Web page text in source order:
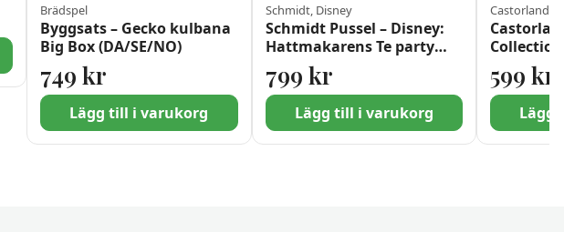
Brädspel
Byggsats – Gecko kulbana
Big Box (DA/SE/NO)
749kr
Lägg till i varukorg
Schmidt, Disney
Schmidt Pussel – Disney:
Hattmakarens Te party
6000 bitar
799 kr
Lägg till i varukorg
Castorland
599 kr
Lägg